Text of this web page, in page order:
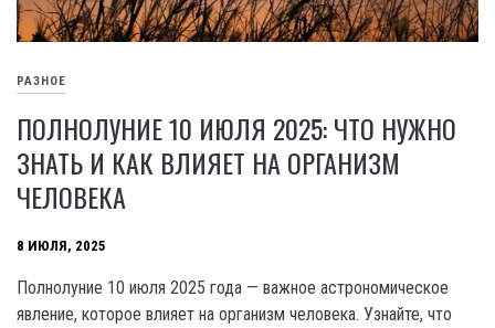
РАЗНОЕ
ПОЛНОЛУНИЕ 10 ИЮЛЯ 2025: ЧТО НУЖНО
ЗНАТЬ И КАК ВЛИЯЕТ НА ОРГАНИЗМ
ЧЕЛОВЕКА
8 ИЮЛЯ, 2025
Полнолуние 10 июля 2025 года — важное астрономическое
явление, которое влияет на организм человека. Узнайте, что